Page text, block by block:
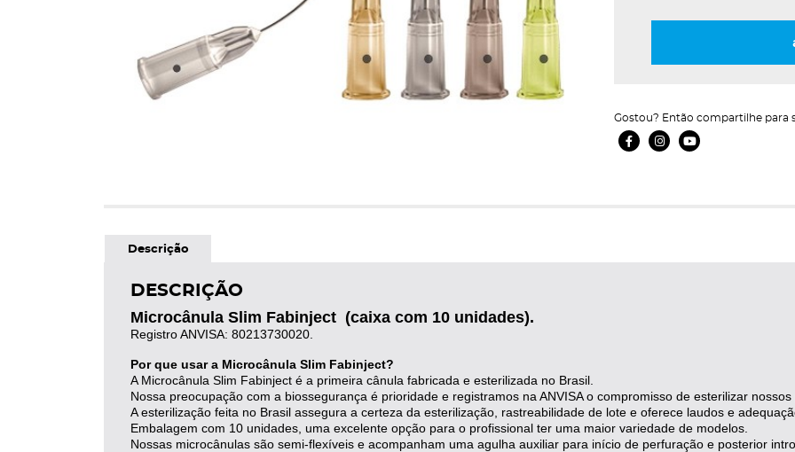
Gostou? Então compartilhe para
Facebook Ícone
Instagram Ícone
Youtube Ícone
Descrição
DESCRIÇÃO
Microcânula Slim Fabinject (caixa com 10 unidades).
Registro ANVISA: 80213730020.
Por que usar a Microcânula Slim Fabinject?
A Microcânula Slim Fabinject é a primeira cânula fabricada e esterilizada no Brasil.
Nossa preocupação com a biossegurança é prioridade e registramos na ANVISA o compromisso de esterilizar
A esterilização feita no Brasil assegura a certeza da esterilização, rastreabilidade de lote e oferece laudos e
Embalagem com 10 unidades, uma excelente opção para o profissional ter uma maior variedade de modelos.
Nossas microcânulas são semi-flexíveis e acompanham uma agulha auxiliar para início de perfuração e posterior